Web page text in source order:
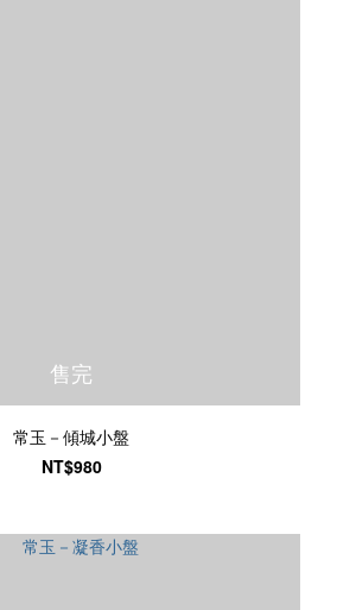
售完
常玉－傾城小盤
NT$980